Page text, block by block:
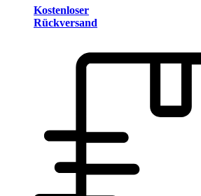
Kostenloser
Rückversand